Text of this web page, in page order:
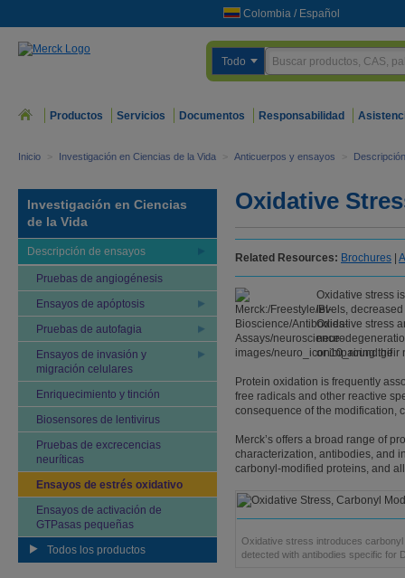
Colombia / Español
Todo
Productos Servicios Documentos Responsabilidad
Inicio > Investigación en Ciencias de la Vida > Anticuerpos y ensayos >
Investigación en Ciencias
de la Vida
Descripción de ensayos
Pruebas de angiogénesis
Ensayos de apóptosis
Pruebas de autofagia
Ensayos de invasión y
migración celulares
Enriquecimiento y tinción
Biosensores de lentivirus
Pruebas de excrecencias
neuríticas
Ensayos de estrés oxidativo
Ensayos de activación de
GTPasas pequeñas
Todos los productos
Oxidative
Related Resources: Brochures
Oxidative stress
levels,
Oxidative stress
or impairing their
Protein oxidation is frequently
free radicals and other reactive
consequence of the modification,
Merck’s offers a broad range of
characterization, antibodies, and
carbonyl-modified proteins, and
Oxidative stress introduces
detected with antibodies specific for